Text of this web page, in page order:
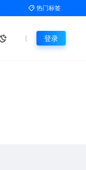
热门标签
登录